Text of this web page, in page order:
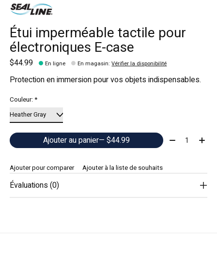
Étui imperméable tactile pour
électroniques E-case
$44.99 En ligne En magasin:Vérifier la disponibilité
Protection en immersion pour vos objets indispensables.
Couleur:*
Ajouter au panier — $44.99 Quantité:
Ajouter pour comparer Ajouter à la liste de souhaits
Évaluations (0)